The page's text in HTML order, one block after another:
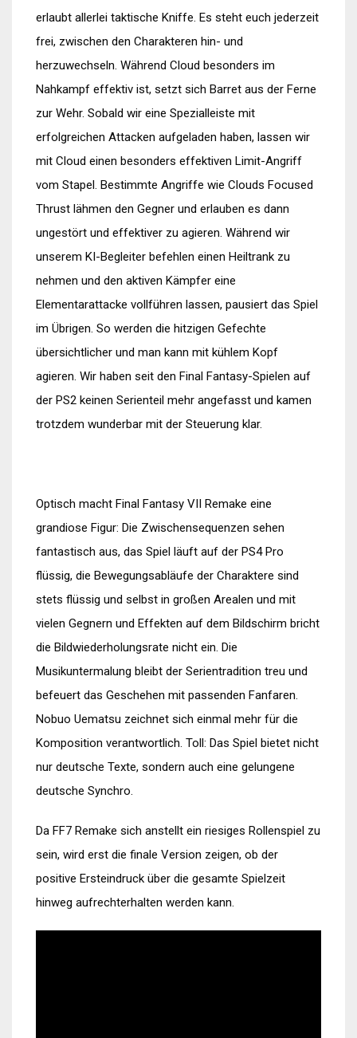
erlaubt allerlei taktische Kniffe. Es steht euch jederzeit
frei, zwischen den Charakteren hin- und
herzuwechseln. Während Cloud besonders im
Nahkampf effektiv ist, setzt sich Barret aus der Ferne
zur Wehr. Sobald wir eine Spezialleiste mit
erfolgreichen Attacken aufgeladen haben, lassen wir
mit Cloud einen besonders effektiven Limit-Angriff
vom Stapel. Bestimmte Angriffe wie Clouds Focused
Thrust lähmen den Gegner und erlauben es dann
ungestört und effektiver zu agieren. Während wir
unserem KI-Begleiter befehlen einen Heiltrank zu
nehmen und den aktiven Kämpfer eine
Elementarattacke vollführen lassen, pausiert das Spiel
im Übrigen. So werden die hitzigen Gefechte
übersichtlicher und man kann mit kühlem Kopf
agieren. Wir haben seit den Final Fantasy-Spielen auf
der PS2 keinen Serienteil mehr angefasst und kamen
trotzdem wunderbar mit der Steuerung klar.
Optisch macht Final Fantasy VII Remake eine
grandiose Figur: Die Zwischensequenzen sehen
fantastisch aus, das Spiel läuft auf der PS4 Pro
flüssig, die Bewegungsabläufe der Charaktere sind
stets flüssig und selbst in großen Arealen und mit
vielen Gegnern und Effekten auf dem Bildschirm bricht
die Bildwiederholungsrate nicht ein. Die
Musikuntermalung bleibt der Serientradition treu und
befeuert das Geschehen mit passenden Fanfaren.
Nobuo Uematsu zeichnet sich einmal mehr für die
Komposition verantwortlich. Toll: Das Spiel bietet nicht
nur deutsche Texte, sondern auch eine gelungene
deutsche Synchro.
Da FF7 Remake sich anstellt ein riesiges Rollenspiel zu
sein, wird erst die finale Version zeigen, ob der
positive Ersteindruck über die gesamte Spielzeit
hinweg aufrechterhalten werden kann.